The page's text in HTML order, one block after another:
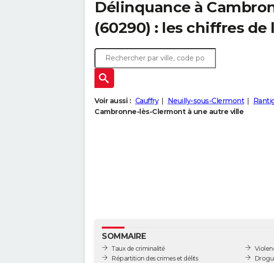
Délinquance à
(60290) : les chiffres
Voir aussi : Cauffry Neuilly-sous-Clermont
Cambronne-lès-Clermont à une autre ville
SOMMAIRE
Taux de criminalité
Répartition des crimes et délits